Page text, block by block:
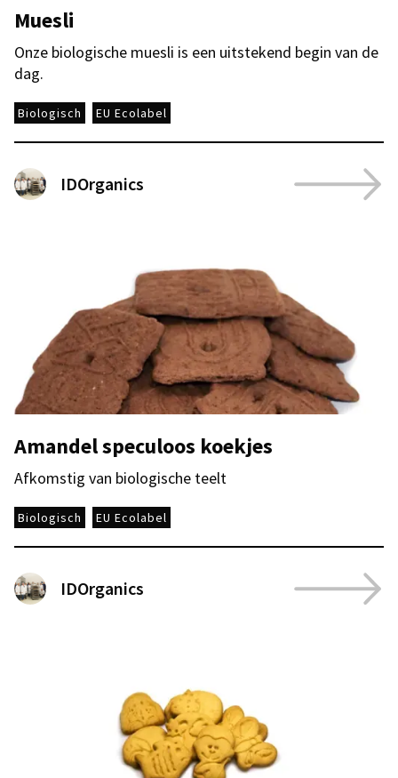
Muesli
Onze biologische muesli is een uitstekend begin van de
dag.
Biologisch EU Ecolabel
IDOrganics
Amandel speculoos koekjes
Afkomstig van biologische teelt
Biologisch EU Ecolabel
IDOrganics